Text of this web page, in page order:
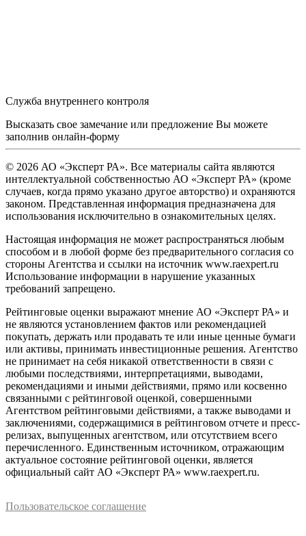
Служба внутреннего контроля
Высказать свое замечание или предложение Вы можете
заполнив онлайн-форму
© 2026 АО «Эксперт РА». Все материалы сайта являются
интеллектуальной собственностью АО «Эксперт РА» (кроме
случаев, когда прямо указано другое авторство) и охраняются
законом. Представленная информация предназначена для
использования исключительно в ознакомительных целях.
Настоящая информация не может распространяться любым
способом и в любой форме без предварительного согласия со
стороны Агентства и ссылки на источник www.raexpert.ru
Использование информации в нарушение указанных
требований запрещено.
Рейтинговые оценки выражают мнение АО «Эксперт РА» и
не являются установлением фактов или рекомендацией
покупать, держать или продавать те или иные ценные бумаги
или активы, принимать инвестиционные решения. Агентство
не принимает на себя никакой ответственности в связи с
любыми последствиями, интерпретациями, выводами,
рекомендациями и иными действиями, прямо или косвенно
связанными с рейтинговой оценкой, совершенными
Агентством рейтинговыми действиями, а также выводами и
заключениями, содержащимися в рейтинговом отчете и пресс-
релизах, выпущенных агентством, или отсутствием всего
перечисленного. Единственным источником, отражающим
актуальное состояние рейтинговой оценки, является
официальный сайт АО «Эксперт РА» www.raexpert.ru.
Пользовательское соглашение